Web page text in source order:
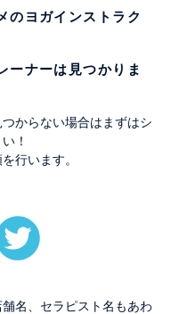
のヨガインストラク
ーナーは見つかりま
からない場合はまずはシ
！
行います。
名、セラピスト名もあわ